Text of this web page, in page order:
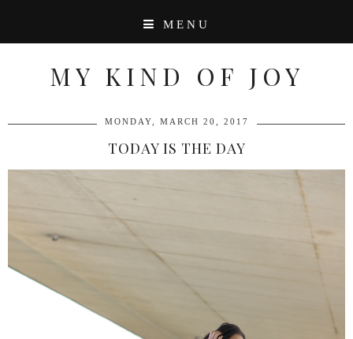
MENU
MY KIND OF JOY
MONDAY, MARCH 20, 2017
TODAY IS THE DAY